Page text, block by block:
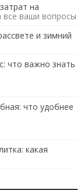
все ваши вопросы
на
и зимний
что важно знать
что удобнее
какая